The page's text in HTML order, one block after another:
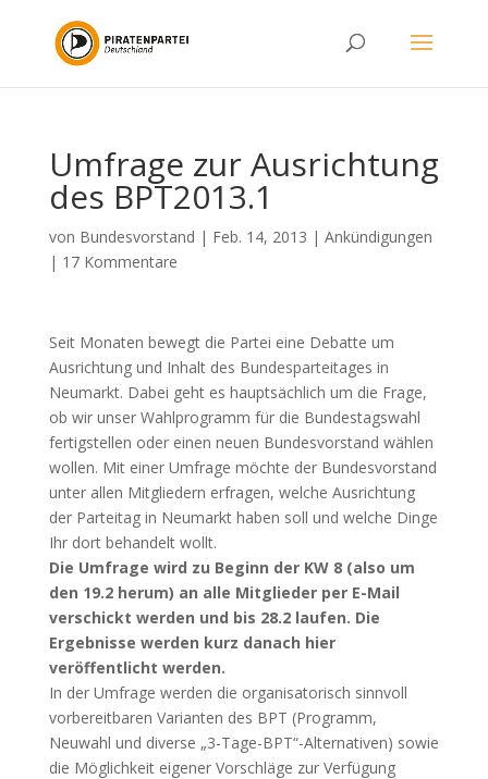
Umfrage zur Ausrichtung
des BPT2013.1
von Bundesvorstand | Feb. 14, 2013 | Ankündigungen
| 17 Kommentare
Seit Monaten bewegt die Partei eine Debatte um
Ausrichtung und Inhalt des Bundesparteitages in
Neumarkt. Dabei geht es hauptsächlich um die Frage,
ob wir unser Wahlprogramm für die Bundestagswahl
fertigstellen oder einen neuen Bundesvorstand wählen
wollen. Mit einer Umfrage möchte der Bundesvorstand
unter allen Mitgliedern erfragen, welche Ausrichtung
der Parteitag in Neumarkt haben soll und welche Dinge
Ihr dort behandelt wollt.
Die Umfrage wird zu Beginn der KW 8 (also um
den 19.2 herum) an alle Mitglieder per E-Mail
verschickt werden und bis 28.2 laufen. Die
Ergebnisse werden kurz danach hier
veröffentlicht werden.
In der Umfrage werden die organisatorisch sinnvoll
vorbereitbaren Varianten des BPT (Programm,
Neuwahl und diverse „3-Tage-BPT“-Alternativen) sowie
die Möglichkeit eigener Vorschläge zur Verfügung